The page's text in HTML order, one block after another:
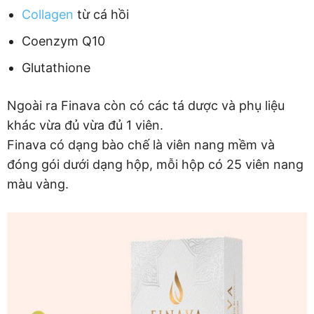
Collagen từ cá hồi
Coenzym Q10
Glutathione
Ngoài ra Finava còn có các tá dược và phụ liệu
khác vừa đủ vừa đủ 1 viên.
Finava có dạng bào chế là viên nang mềm và
đóng gói dưới dạng hộp, mỗi hộp có 25 viên nang
màu vàng.